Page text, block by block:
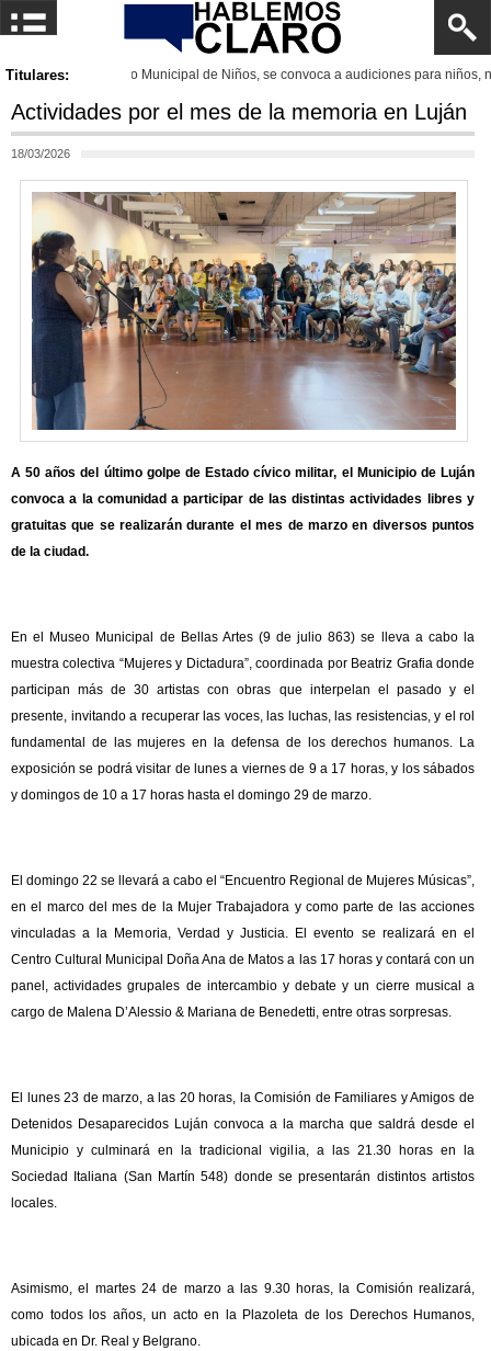
Titulares: Luján se prepara
Actividades por el mes de la memoria en Luján
18/03/2026
A 50 años del último golpe de Estado cívico militar, el Municipio de Luján
convoca a la comunidad a participar de las distintas actividades libres y
gratuitas que se realizarán durante el mes de marzo en diversos puntos
de la ciudad.
En el Museo Municipal de Bellas Artes (9 de julio 863) se lleva a cabo la
muestra colectiva “Mujeres y Dictadura”, coordinada por Beatriz Grafia donde
participan más de 30 artistas con obras que interpelan el pasado y el
presente, invitando a recuperar las voces, las luchas, las resistencias, y el rol
fundamental de las mujeres en la defensa de los derechos humanos. La
exposición se podrá visitar de lunes a viernes de 9 a 17 horas, y los sábados
y domingos de 10 a 17 horas hasta el domingo 29 de marzo.
El domingo 22 se llevará a cabo el “Encuentro Regional de Mujeres Músicas”,
en el marco del mes de la Mujer Trabajadora y como parte de las acciones
vinculadas a la Memoria, Verdad y Justicia. El evento se realizará en el
Centro Cultural Municipal Doña Ana de Matos a las 17 horas y contará con un
panel, actividades grupales de intercambio y debate y un cierre musical a
cargo de Malena D’Alessio & Mariana de Benedetti, entre otras sorpresas.
El lunes 23 de marzo, a las 20 horas, la Comisión de Familiares y Amigos de
Detenidos Desaparecidos Luján convoca a la marcha que saldrá desde el
Municipio y culminará en la tradicional vigilia, a las 21.30 horas en la
Sociedad Italiana (San Martín 548) donde se presentarán distintos artistos
locales.
Asimismo, el martes 24 de marzo a las 9.30 horas, la Comisión realizará,
como todos los años, un acto en la Plazoleta de los Derechos Humanos,
ubicada en Dr. Real y Belgrano.